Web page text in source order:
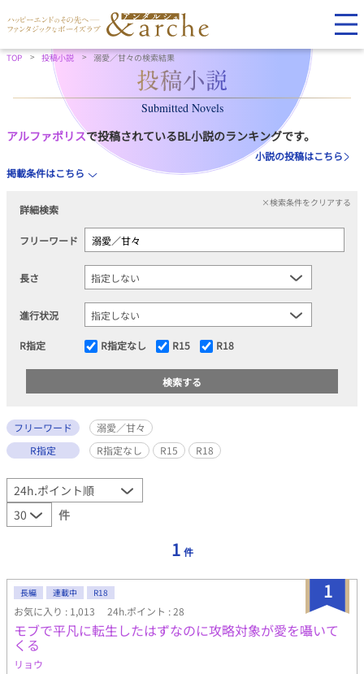
TOP 投稿小説 溺愛／甘々の検索結果
Submitted Novels
アルファポリスで投稿されているBL小説のランキングです。
小説の投稿はこちら
掲載条件はこちら
詳細検索
×検索条件をクリアする
フリーワード
長さ
進行状況
R指定 R指定なし R15 R18
フリーワード
溺愛／甘々
R指定
R指定なし R15 R18
件
1 件
1
長編 連載中 R18
お気に入り : 1,013 24h.ポイント : 28
モブで平凡に転生したはずなのに攻略対象が愛を囁いて
くる
リョウ